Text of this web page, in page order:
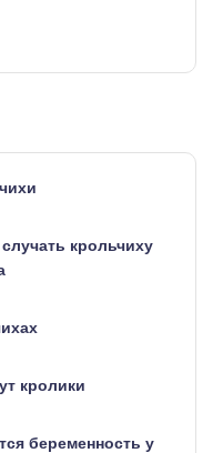
крольчиху
кролики
беременность у